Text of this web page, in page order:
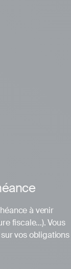
à venir
fiscale...). Vous
vos obligations